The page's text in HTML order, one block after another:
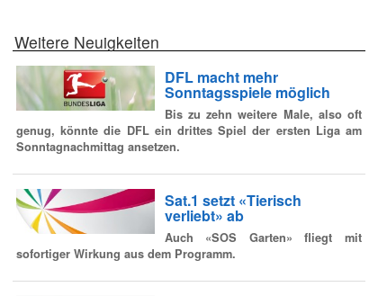
Weitere Neuigkeiten
DFL macht mehr
Sonntagsspiele möglich
Bis zu zehn weitere Male, also oft
genug, könnte die DFL ein drittes Spiel der ersten Liga am
Sonntagnachmittag ansetzen.
Sat.1 setzt «Tierisch
verliebt» ab
Auch «SOS Garten» fliegt mit
sofortiger Wirkung aus dem Programm.